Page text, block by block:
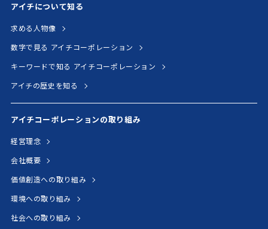
アイチについて知る
求める人物像
数字で見る アイチコーポレーション
キーワードで知る アイチコーポレーション
アイチの歴史を知る
アイチコーポレーションの取り組み
経営理念
会社概要
価値創造への取り組み
環境への取り組み
社会への取り組み